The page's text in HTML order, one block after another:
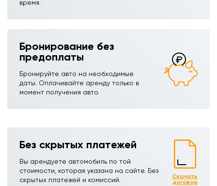
время.
Бронирование без
предоплаты
Бронируйте авто на необходимые
даты. Оплачивайте аренду только в
момент получения авто.
Без скрытых платежей
Вы арендуете автомобиль по той
стоимости, которая указана на сайте. Без
скрытых платежей и комиссий.
Скачать
договор